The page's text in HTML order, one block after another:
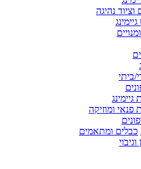
וציוד נהיגה
ביתי
גיימינג
פנאי ומוזיקה
כבלים ומתאמים